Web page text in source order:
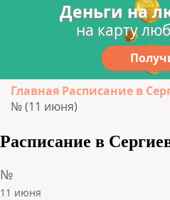
Деньги на
на карту
Главная Расписание в
№ (11 июня)
Расписание в
№
11 июня